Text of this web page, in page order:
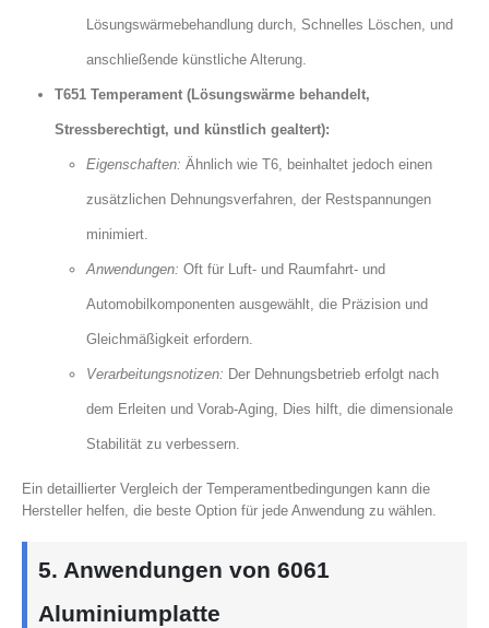
Lösungswärmebehandlung durch, Schnelles Löschen, und
anschließende künstliche Alterung.
T651 Temperament (Lösungswärme behandelt,
Stressberechtigt, und künstlich gealtert):
Eigenschaften: Ähnlich wie T6, beinhaltet jedoch einen
zusätzlichen Dehnungsverfahren, der Restspannungen
minimiert.
Anwendungen: Oft für Luft- und Raumfahrt- und
Automobilkomponenten ausgewählt, die Präzision und
Gleichmäßigkeit erfordern.
Verarbeitungsnotizen: Der Dehnungsbetrieb erfolgt nach
dem Erleiten und Vorab-Aging, Dies hilft, die dimensionale
Stabilität zu verbessern.
Ein detaillierter Vergleich der Temperamentbedingungen kann die
Hersteller helfen, die beste Option für jede Anwendung zu wählen.
5. Anwendungen von 6061
Aluminiumplatte